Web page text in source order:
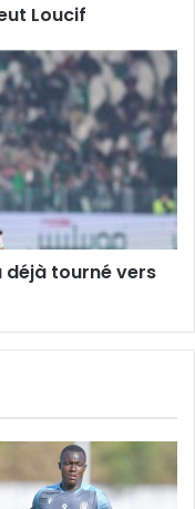
Loucif
déjà tourné vers